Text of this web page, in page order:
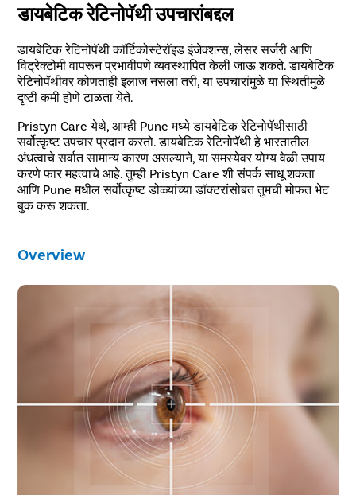
डायबेटिक रेटिनोपॅथी उपचारांबद्दल
डायबेटिक रेटिनोपॅथी कॉर्टिकोस्टेरॉइड इंजेक्शन्स, लेसर सर्जरी आणि
विट्रेक्टोमी वापरून प्रभावीपणे व्यवस्थापित केली जाऊ शकते. डायबेटिक
रेटिनोपॅथीवर कोणताही इलाज नसला तरी, या उपचारांमुळे या स्थितीमुळे
दृष्टी कमी होणे टाळता येते.
Pristyn Care येथे, आम्ही Pune मध्ये डायबेटिक रेटिनोपॅथीसाठी
सर्वोत्कृष्ट उपचार प्रदान करतो. डायबेटिक रेटिनोपॅथी हे भारतातील
अंधत्वाचे सर्वात सामान्य कारण असल्याने, या समस्येवर योग्य वेळी उपाय
करणे फार महत्वाचे आहे. तुम्ही Pristyn Care शी संपर्क साधू शकता
आणि Pune मधील सर्वोत्कृष्ट डोळ्यांच्या डॉक्टरांसोबत तुमची मोफत भेट
बुक करू शकता.
Overview